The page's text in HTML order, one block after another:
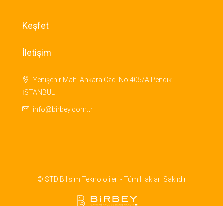
Keşfet
İletişim
Yenişehir Mah. Ankara Cad. No:405/A Pendik
İSTANBUL
info@birbey.com.tr
© STD Bilişim Teknolojileri - Tüm Hakları Saklıdır